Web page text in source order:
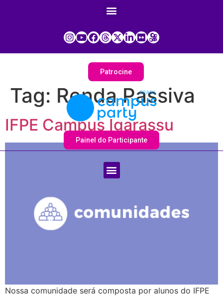
Patrocine
Painel do Participante
Tag: Renda Passiva
IFPE Campus Igarassu
Nossa comunidade será composta por alunos do IFPE